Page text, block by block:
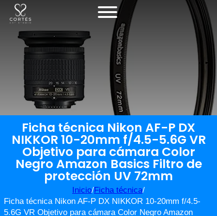
Ficha técnica Nikon AF-P DX
NIKKOR 10-20mm f/4.5-5.6G VR
Objetivo para cámara Color
Negro Amazon Basics Filtro de
protección UV 72mm
Inicio/Ficha técnica/
Ficha técnica Nikon AF-P DX NIKKOR 10-20mm f/4.5-
5.6G VR Objetivo para cámara Color Negro Amazon